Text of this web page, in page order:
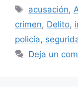
Etiquetas
acusación,
crimen, Delito,
policía,
Deja un